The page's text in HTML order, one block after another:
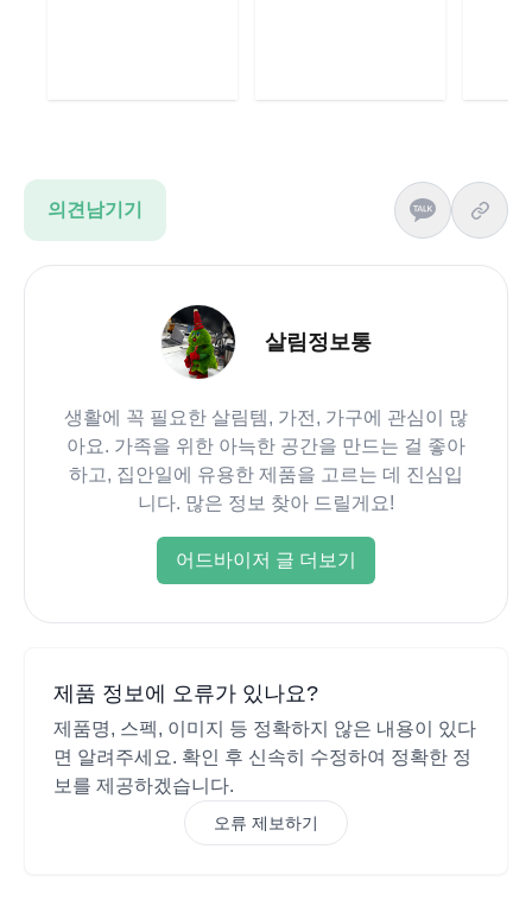
의견남기기
살림정보통
생활에 꼭 필요한 살림템, 가전, 가구에 관심이 많
아요. 가족을 위한 아늑한 공간을 만드는 걸 좋아
하고, 집안일에 유용한 제품을 고르는 데 진심입
니다. 많은 정보 찾아 드릴게요!
어드바이저 글 더보기
제품 정보에 오류가 있나요?
제품명, 스펙, 이미지 등 정확하지 않은 내용이 있다
면 알려주세요. 확인 후 신속히 수정하여 정확한 정
보를 제공하겠습니다.
오류 제보하기